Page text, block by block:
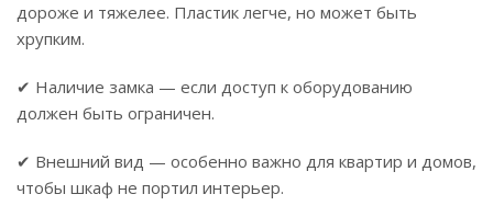
дороже и тяжелее. Пластик легче, но может быть
хрупким.
✔ Наличие замка — если доступ к оборудованию
должен быть ограничен.
✔ Внешний вид — особенно важно для квартир и домов,
чтобы шкаф не портил интерьер.